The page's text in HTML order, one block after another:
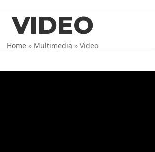
VIDEO
Home » Multimedia »Video